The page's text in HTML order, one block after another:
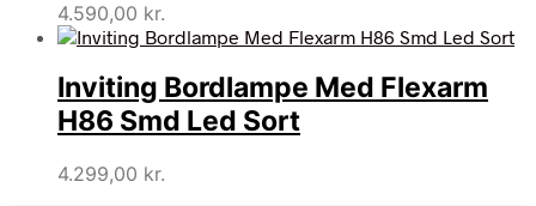
4.590,00 kr.
Inviting Bordlampe Med Flexarm
H86 Smd Led Sort
4.299,00 kr.